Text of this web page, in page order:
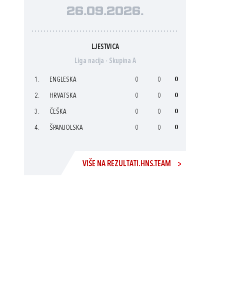
26.09.2026.
LJESTVICA
Liga nacija - Skupina A
1. ENGLESKA 0 0 0
2. HRVATSKA 0 0 0
3. ČEŠKA 0 0 0
4. ŠPANJOLSKA 0 0 0
VIŠE NA REZULTATI.HNS.TEAM